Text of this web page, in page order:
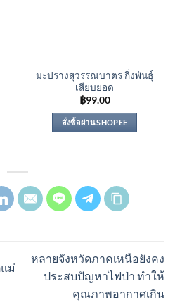
มะปรางสุวรรณบาตร กิ่งพันธุ์
เสียบยอด
฿99.00
สั่งซื้อผ่าน SHOPEE
ม่
หลายจังหวัดภาคเหนือยังคง
ประสบปัญหาไฟป่า ทำให้
คุณภาพอากาศเกิน